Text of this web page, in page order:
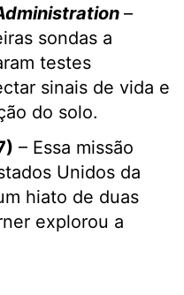
–
sondas a
testes
sinais de vida e
do solo.
– Essa missão
Unidos da
hiato de duas
explorou a